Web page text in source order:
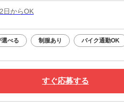
日からOK
べる 制服あり バイク通勤OK
すぐ応募する